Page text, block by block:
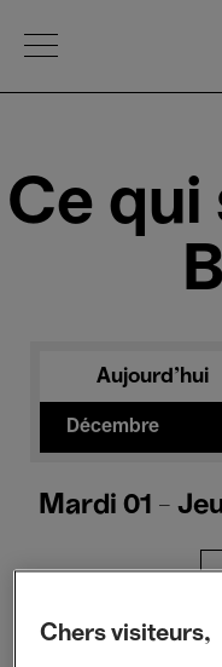
Open Menu
Ce qui
Aujourd'hui
Décembre
Mardi 01 -
Chers visiteurs,